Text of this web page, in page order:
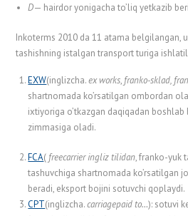
D— hairdor yonigacha to’liq yetkazib
Inkoterms 2010 da 11 atama belgilangan,
tashishning istalgan transport turiga
EXW(inglizcha.exworks, franko-sklad,
shartnomada ko’rsatilgan ombordan
ixtiyoriga o’tkazgan daqiqadan boshlab
zimmasiga oladi.
FCA( freecarrier ingliz tilidan, franko-yuk
tashuvchiga shartnomada ko’rsatilgan
beradi, eksport bojini sotuvchi qoplaydi.
CPT(inglizcha.carriagepaid to…): sotuvi